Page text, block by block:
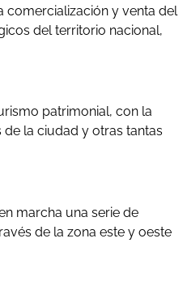
comercialización y venta del
del territorio nacional,
patrimonial, con la
la ciudad y otras tantas
marcha una serie de
de la zona este y oeste